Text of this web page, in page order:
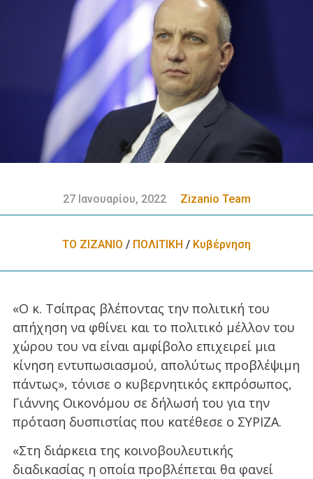
27 Ιανουαρίου, 2022 Zizanio Team
ΤΟ ΖΙΖΑΝΙΟ / ΠΟΛΙΤΙΚΗ / Κυβέρνηση
«Ο κ. Τσίπρας βλέποντας την πολιτική του
απήχηση να φθίνει και το πολιτικό μέλλον του
χώρου του να είναι αμφίβολο επιχειρεί μια
κίνηση εντυπωσιασμού, απολύτως προβλέψιμη
πάντως», τόνισε ο κυβερνητικός εκπρόσωπος,
Γιάννης Οικονόμου σε δήλωσή του για την
πρόταση δυσπιστίας που κατέθεσε ο ΣΥΡΙΖΑ.
«Στη διάρκεια της κοινοβουλευτικής
διαδικασίας η οποία προβλέπεται θα φανεί